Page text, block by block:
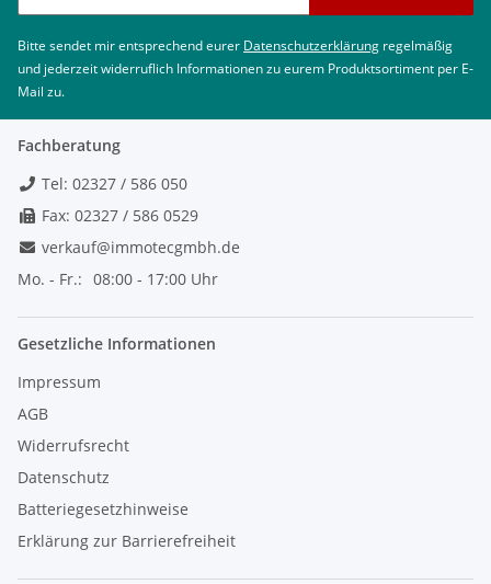
Bitte sendet mir entsprechend eurer Datenschutzerklärung regelmäßig
und jederzeit widerruflich Informationen zu eurem Produktsortiment per E-
Mail zu.
Fachberatung
Tel: 02327 / 586 050
Fax: 02327 / 586 0529
verkauf@immotecgmbh.de
Mo. - Fr.: 08:00 - 17:00 Uhr
Gesetzliche Informationen
Impressum
AGB
Widerrufsrecht
Datenschutz
Batteriegesetzhinweise
Erklärung zur Barrierefreiheit